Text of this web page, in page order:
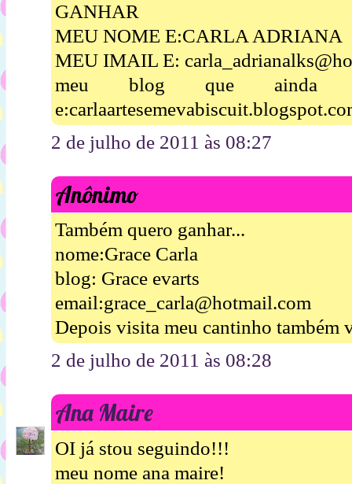
GANHAR
MEU NOME E:CARLA ADRIANA
MEU IMAIL E:
meu blog que ainda
2 de julho de 2011 às 08:27
Anônimo
Também quero ganhar...
nome:Grace Carla
blog: Grace evarts
email:grace_carla@hotmail.com
Depois visita meu cantinho também
2 de julho de 2011 às 08:28
Ana Maire
OI já stou seguindo!!!
meu nome ana maire!